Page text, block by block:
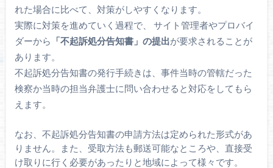
れた場合に比べて、対策がしやすくなります。
実際に対策を進めていく過程で、 サイト管理者やプロバイ
ダーから 「不起訴処分告知書」の提出が要求されることが
あります。
不起訴処分告知書の発行手続きは、事件当時の管轄だった
検察か当時の担当弁護士に問い合わせると対応をしてもら
えます。
なお、不起訴処分告知書の申請方法は定められた形式があ
りません。また、受取方法も郵送可能なところや、直接受
け取りに行く必要があったりと地域によって様々です。